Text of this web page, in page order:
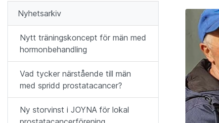
Nyhetsarkiv
Nytt träningskoncept för män med
hormonbehandling
Vad tycker närstående till män
med spridd prostatacancer?
Ny storvinst i JOYNA för lokal